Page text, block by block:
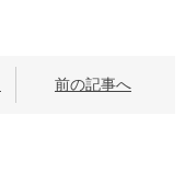
前の記事へ